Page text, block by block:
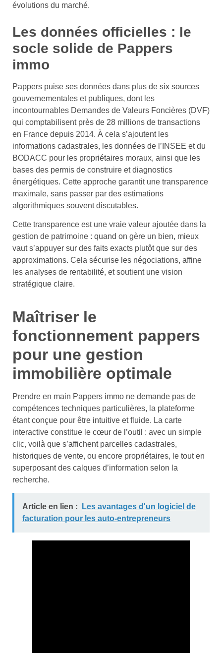
évolutions du marché.
Les données officielles : le
socle solide de Pappers
immo
Pappers puise ses données dans plus de six sources
gouvernementales et publiques, dont les
incontournables Demandes de Valeurs Foncières (DVF)
qui comptabilisent près de 28 millions de transactions
en France depuis 2014. À cela s’ajoutent les
informations cadastrales, les données de l’INSEE et du
BODACC pour les propriétaires moraux, ainsi que les
bases des permis de construire et diagnostics
énergétiques. Cette approche garantit une transparence
maximale, sans passer par des estimations
algorithmiques souvent discutables.
Cette transparence est une vraie valeur ajoutée dans la
gestion de patrimoine : quand on gère un bien, mieux
vaut s’appuyer sur des faits exacts plutôt que sur des
approximations. Cela sécurise les négociations, affine
les analyses de rentabilité, et soutient une vision
stratégique claire.
Maîtriser le
fonctionnement pappers
pour une gestion
immobilière optimale
Prendre en main Pappers immo ne demande pas de
compétences techniques particulières, la plateforme
étant conçue pour être intuitive et fluide. La carte
interactive constitue le cœur de l’outil : avec un simple
clic, voilà que s’affichent parcelles cadastrales,
historiques de vente, ou encore propriétaires, le tout en
superposant des calques d’information selon la
recherche.
Article en lien :
Les avantages d'un logiciel de
facturation pour les auto-entrepreneurs